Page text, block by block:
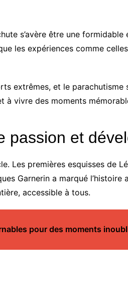
s’avère être une
les expériences comme
extrêmes, et le
à vivre des moments
passion et
Les premières esquisses de
Garnerin a marqué
accessible à tous.
pour des moments